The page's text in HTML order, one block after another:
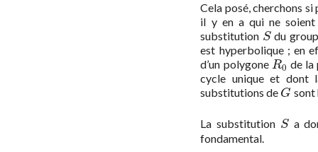
Cela posé, cherchons
il y en a qui ne soient
substitution S
S du
est hyperbolique ; en
d’un polygone R0
R0 de la
cycle unique et dont
substitutions de G
G sont
La substitution S
S a
fondamental.